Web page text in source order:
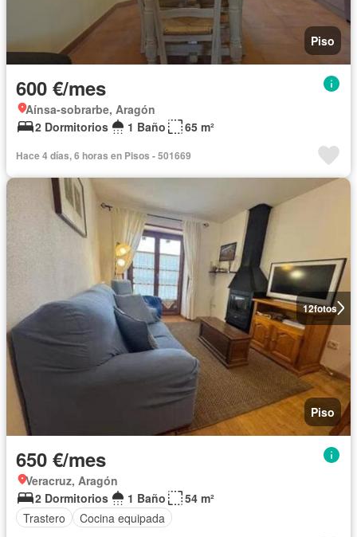
Piso
600 €/mes
Aínsa-sobrarbe, Aragón
2 Dormitorios
1 Baño 65 m²
Hace 4 días, 6 horas en Pisos - 501669
12fotos
Piso
650 €/mes
Veracruz, Aragón
2 Dormitorios
1 Baño
54 m²
Trastero
Cocina equipada